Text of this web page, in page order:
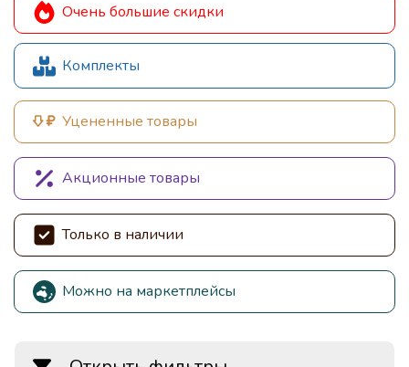
Очень большие скидки
Комплекты
Уцененные товары
Акционные товары
Только в наличии
Можно на маркетплейсы